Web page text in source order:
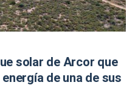
solar de Arcor que
de una de sus